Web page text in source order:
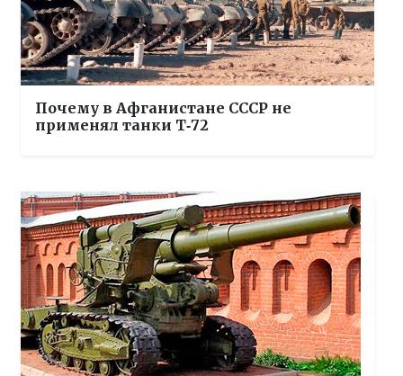
Почему в Афганистане СССР не
применял танки Т‑72